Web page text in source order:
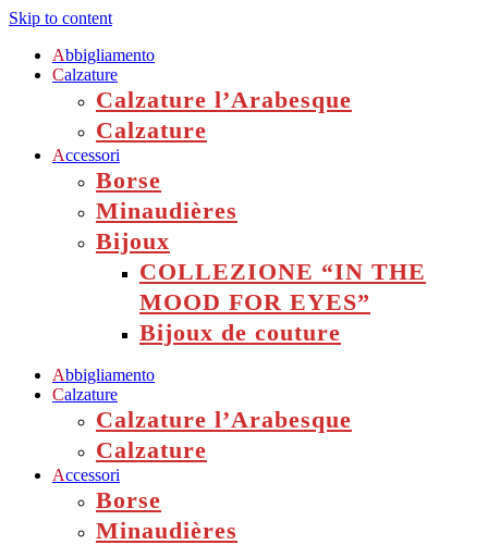
Skip to content
Abbigliamento
Calzature
Calzature l’Arabesque
Calzature
Accessori
Borse
Minaudières
Bijoux
COLLEZIONE “IN THE
MOOD FOR EYES”
Bijoux de couture
Abbigliamento
Calzature
Calzature l’Arabesque
Calzature
Accessori
Borse
Minaudières